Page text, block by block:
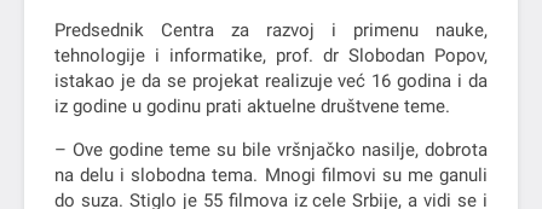
Predsednik Centra za razvoj i primenu nauke,
tehnologije i informatike, prof. dr Slobodan Popov,
istakao je da se projekat realizuje već 16 godina i da
iz godine u godinu prati aktuelne društvene teme.
– Ove godine teme su bile vršnjačko nasilje, dobrota
na delu i slobodna tema. Mnogi filmovi su me ganuli
do suza. Stiglo je 55 filmova iz cele Srbije, a vidi se i